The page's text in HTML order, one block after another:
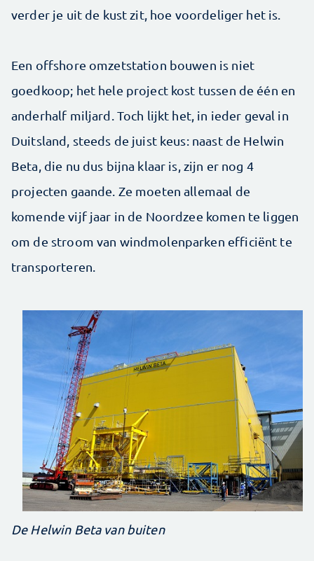
verder je uit de kust zit, hoe voordeliger het is.
Een offshore omzetstation bouwen is niet
goedkoop; het hele project kost tussen de één en
anderhalf miljard. Toch lijkt het, in ieder geval in
Duitsland, steeds de juist keus: naast de Helwin
Beta, die nu dus bijna klaar is, zijn er nog 4
projecten gaande. Ze moeten allemaal de
komende vijf jaar in de Noordzee komen te liggen
om de stroom van windmolenparken efficiënt te
transporteren.
De Helwin Beta van buiten